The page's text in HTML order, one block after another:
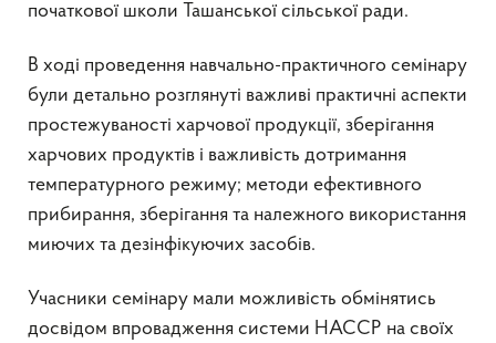
початкової школи Ташанської сільської ради.
В ході проведення навчально-практичного семінару
були детально розглянуті важливі практичні аспекти
простежуваності харчової продукції, зберігання
харчових продуктів і важливість дотримання
температурного режиму; методи ефективного
прибирання, зберігання та належного використання
миючих та дезінфікуючих засобів.
Учасники семінару мали можливість обмінятись
досвідом впровадження системи НАССР на своїх